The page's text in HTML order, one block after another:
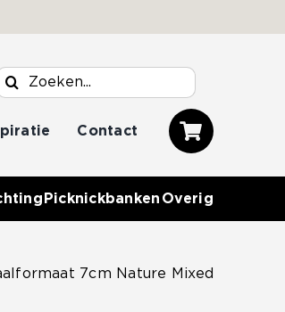
naar:
Contact
Picknickbanken Overig
7cm Nature Mixed